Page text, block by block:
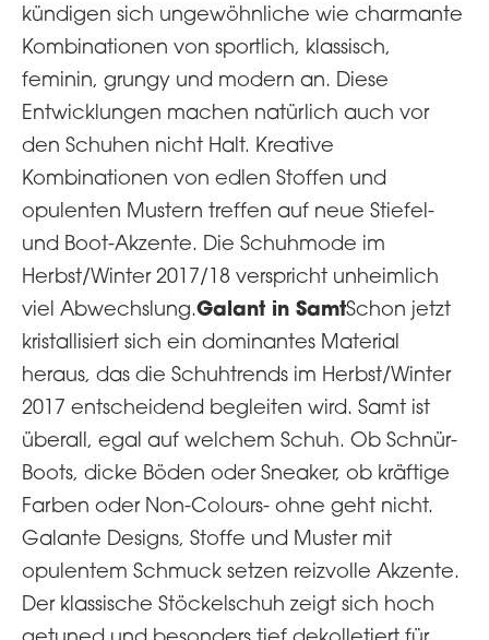
kündigen sich ungewöhnliche wie charmante
Kombinationen von sportlich, klassisch,
feminin, grungy und modern an. Diese
Entwicklungen machen natürlich auch vor
den Schuhen nicht Halt. Kreative
Kombinationen von edlen Stoffen und
opulenten Mustern treffen auf neue Stiefel-
und Boot-Akzente. Die Schuhmode im
Herbst/Winter 2017/18 verspricht unheimlich
viel Abwechslung.Galant in SamtSchon jetzt
kristallisiert sich ein dominantes Material
heraus, das die Schuhtrends im Herbst/Winter
2017 entscheidend begleiten wird. Samt ist
überall, egal auf welchem Schuh. Ob Schnür-
Boots, dicke Böden oder Sneaker, ob kräftige
Farben oder Non-Colours- ohne geht nicht.
Galante Designs, Stoffe und Muster mit
opulentem Schmuck setzen reizvolle Akzente.
Der klassische Stöckelschuh zeigt sich hoch